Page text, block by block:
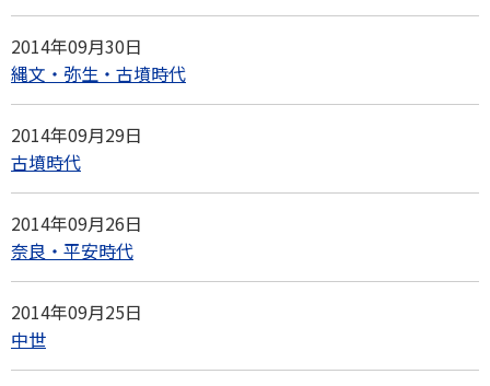
2014年09月30日
縄文・弥生・古墳時代
2014年09月29日
古墳時代
2014年09月26日
奈良・平安時代
2014年09月25日
中世